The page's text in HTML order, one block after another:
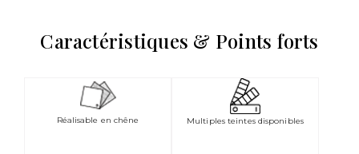
Caractéristiques & Points forts
Réalisable en chêne Multiples teintes disponibles